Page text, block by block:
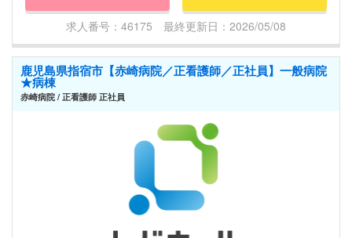
求人番号：46175 最終更新日：2026/05/08
鹿児島県指宿市【赤崎病院／正看護師／正社員】一般病院
★病棟
赤崎病院 / 正看護師 正社員